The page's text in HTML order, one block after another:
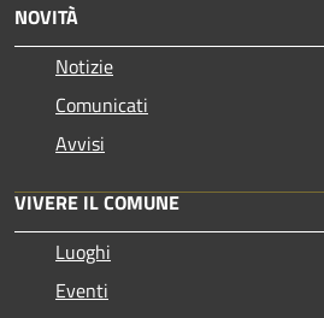
NOVITÀ
Notizie
Comunicati
Avvisi
VIVERE IL COMUNE
Luoghi
Eventi